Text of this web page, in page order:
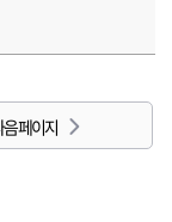
음 페이지